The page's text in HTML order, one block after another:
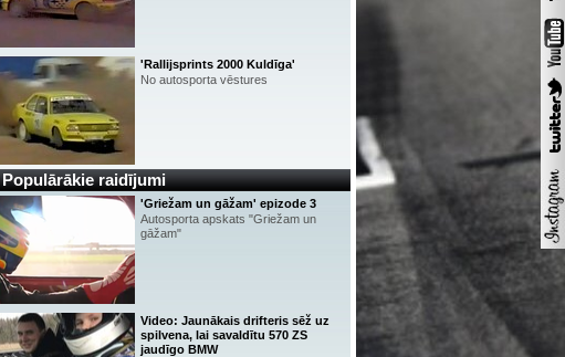
'Rallijsprints 2000 Kuldīga'
No autosporta vēstures
Populārākie raidījumi
'Griežam un gāžam' epizode 3
Autosporta apskats "Griežam un
gāžam"
Video: Jaunākais drifteris sēž uz
spilvena, lai savaldītu 570 ZS
jaudīgo BMW